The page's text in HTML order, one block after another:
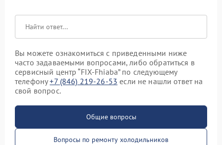
Вы можете ознакомиться с приведенными ниже
часто задаваемыми вопросами, либо обратиться в
сервисный центр “FIX-Fhiaba” по следующему
телефону+7 (846) 219-26-53 если не нашли ответ на
свой вопрос.
Общие вопросы
Вопросы по ремонту холодильников